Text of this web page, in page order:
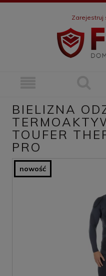
Zarejestruj
BIELIZNA
TOUFER
PRO
nowość